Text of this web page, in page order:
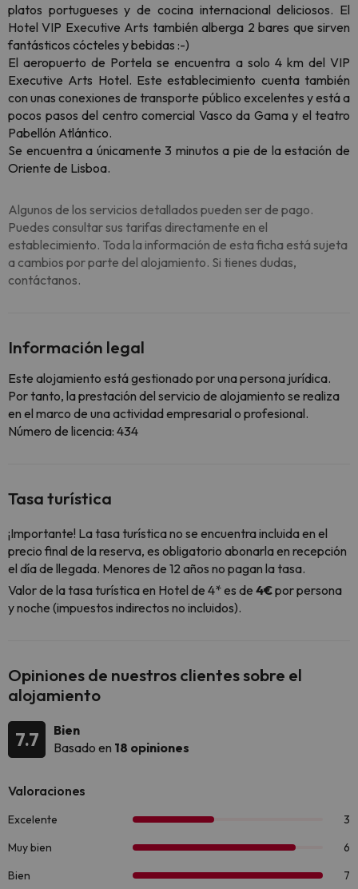
platos portugueses y de cocina internacional deliciosos. El
Hotel VIP Executive Arts también alberga 2 bares que sirven
fantásticos cócteles y bebidas :-)
El aeropuerto de Portela se encuentra a solo 4 km del VIP
Executive Arts Hotel. Este establecimiento cuenta también
con unas conexiones de transporte público excelentes y está a
pocos pasos del centro comercial Vasco da Gama y el teatro
Pabellón Atlántico.
Se encuentra a únicamente 3 minutos a pie de la estación de
Oriente de Lisboa.
Algunos de los servicios detallados pueden ser de pago.
Puedes consultar sus tarifas directamente en el
establecimiento. Toda la información de esta ficha está sujeta
a cambios por parte del alojamiento. Si tienes dudas,
contáctanos.
Información legal
Este alojamiento está gestionado por una persona jurídica.
Por tanto, la prestación del servicio de alojamiento se realiza
en el marco de una actividad empresarial o profesional.
Número de licencia: 434
Tasa turística
¡Importante! La tasa turística no se encuentra incluida en el
precio final de la reserva, es obligatorio abonarla en recepción
el día de llegada. Menores de 12 años no pagan la tasa.
Valor de la tasa turística en Hotel de 4* es de 4€por persona
y noche (impuestos indirectos no incluidos).
Opiniones de nuestros clientes sobre el
alojamiento
7.7
Bien
Basado en 18 opiniones